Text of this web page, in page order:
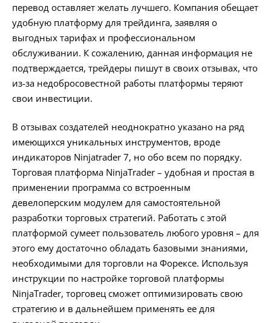
перевод оставляет желать лучшего. Компания обещает
удобную платформу для трейдинга, заявляя о
выгодных тарифах и профессиональном
обслуживании. К сожалению, данная информация не
подтверждается, трейдеры пишут в своих отзывах, что
из-за недобросовестной работы платформы теряют
свои инвестиции.
В отзывах создателей неоднократно указано на ряд
имеющихся уникальных инструментов, вроде
индикаторов Ninjatrader 7, но обо всем по порядку.
Торговая платформа NinjaTrader – удобная и простая в
применении программа со встроенным
девелоперским модулем для самостоятельной
разработки торговых стратегий. Работать с этой
платформой сумеет пользователь любого уровня – для
этого ему достаточно обладать базовыми знаниями,
необходимыми для торговли на Форексе. Используя
инструкции по настройке торговой платформы
NinjaTrader, торговец сможет оптимизировать свою
стратегию и в дальнейшем применять ее для